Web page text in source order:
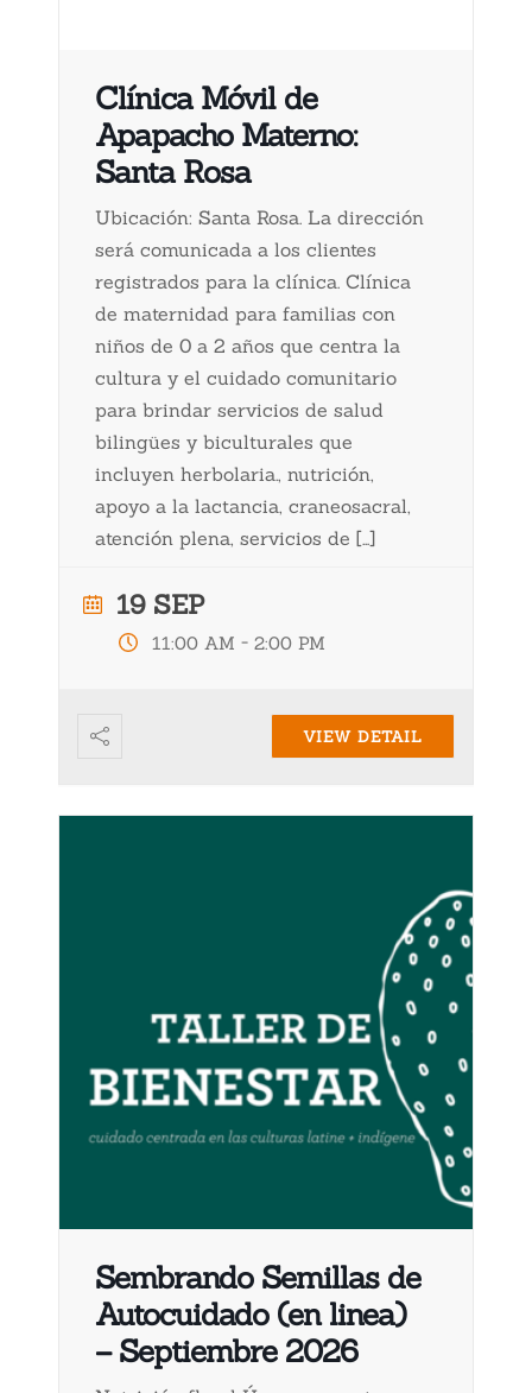
Clínica Móvil de
Apapacho Materno:
Santa Rosa
Ubicación: Santa Rosa. La dirección
será comunicada a los clientes
registrados para la clínica. Clínica
de maternidad para familias con
niños de 0 a 2 años que centra la
cultura y el cuidado comunitario
para brindar servicios de salud
bilingües y biculturales que
incluyen herbolaria., nutrición,
apoyo a la lactancia, craneosacral,
atención plena, servicios de […]
19 SEP
11:00 AM - 2:00 PM
VIEW DETAIL
Sembrando Semillas de
Autocuidado (en linea)
– Septiembre 2026